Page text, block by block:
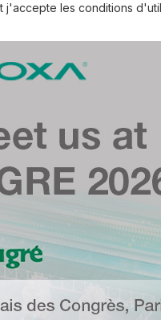
j'accepte les conditions